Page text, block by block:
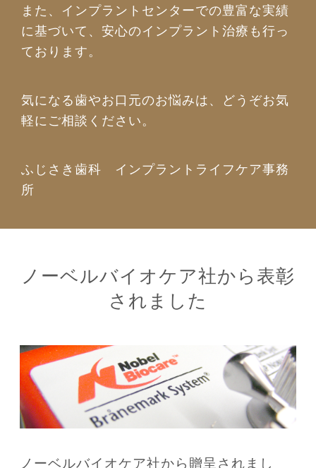
また、インプラントセンターでの豊富な実績
に基づいて、安心のインプラント治療も行っ
ております。
気になる歯やお口元のお悩みは、どうぞお気
軽にご相談ください。
ふじさき歯科 インプラントライフケア事務
所
ノーベルバイオケア社から表彰
されました
ノーベルバイオケア社から贈呈されまし